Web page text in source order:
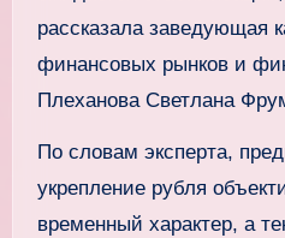
рассказала заведующая
финансовых рынков и
Плеханова Светлана
По словам эксперта,
укрепление рубля
временный характер, а